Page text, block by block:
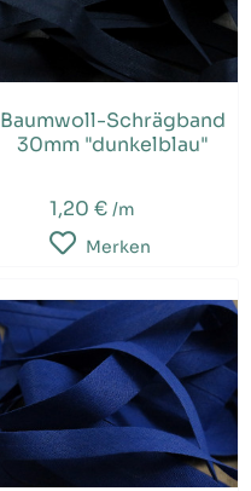
Baumwoll-Schrägband
30mm "dunkelblau"
1,20 €/m
Merken